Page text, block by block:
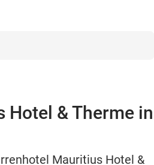
& Therme in
Mauritius Hotel &